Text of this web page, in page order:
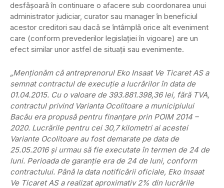
desfăşoară în continuare o afacere sub coordonarea unui
administrator judiciar, curator sau manager în beneficiul
acestor creditori sau dacă se întâmplă orice alt eveniment
care (conform prevederilor legislaţiei în vigoare) are un
efect similar unor astfel de situaţii sau evenimente.
„Menţionăm că antreprenorul Eko Insaat Ve Ticaret AS a
semnat contractul de execuţie a lucrărilor în data de
01.04.2015. Cu o valoare de 393.881.398,36 lei, fără TVA,
contractul privind Varianta Ocolitoare a municipiului
Bacău era propusă pentru finanţare prin POIM 2014 –
2020. Lucrările pentru cei 30,7 kilometri ai acestei
Variante Ocolitoare au fost demarate pe data de
25.05.2016 şi urmau să fie executate în termen de 24 de
luni. Perioada de garanţie era de 24 de luni, conform
contractului. Până la data notificării oficiale, Eko Insaat
Ve Ticaret AS a realizat aproximativ 2% din lucrările